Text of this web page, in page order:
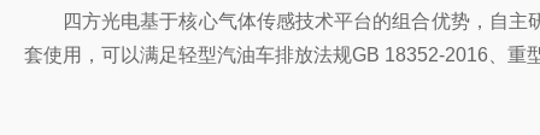
四方光电基于核心气体传感技术平台的组合优势，自
套使用，可以满足轻型汽油车排放法规GB 18352-2016、